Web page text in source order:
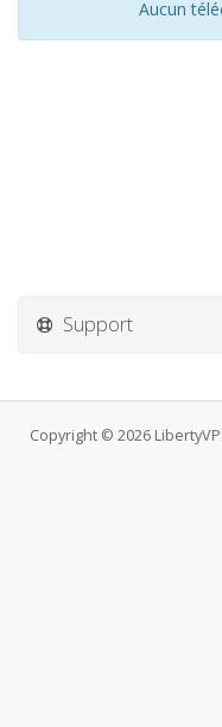
Aucun
Support
Copyright © 2026